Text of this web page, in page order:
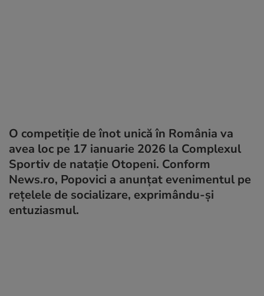
O competiție de înot unică în România va
avea loc pe 17 ianuarie 2026 la Complexul
Sportiv de natație Otopeni. Conform
News.ro, Popovici a anunțat evenimentul pe
rețelele de socializare, exprimându-și
entuziasmul.